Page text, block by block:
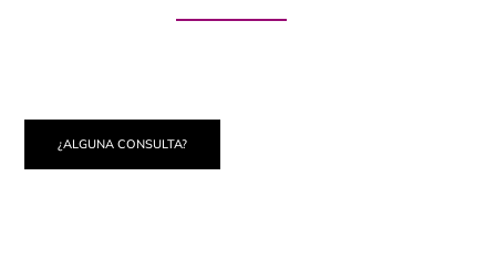
¿ALGUNA CONSULTA?